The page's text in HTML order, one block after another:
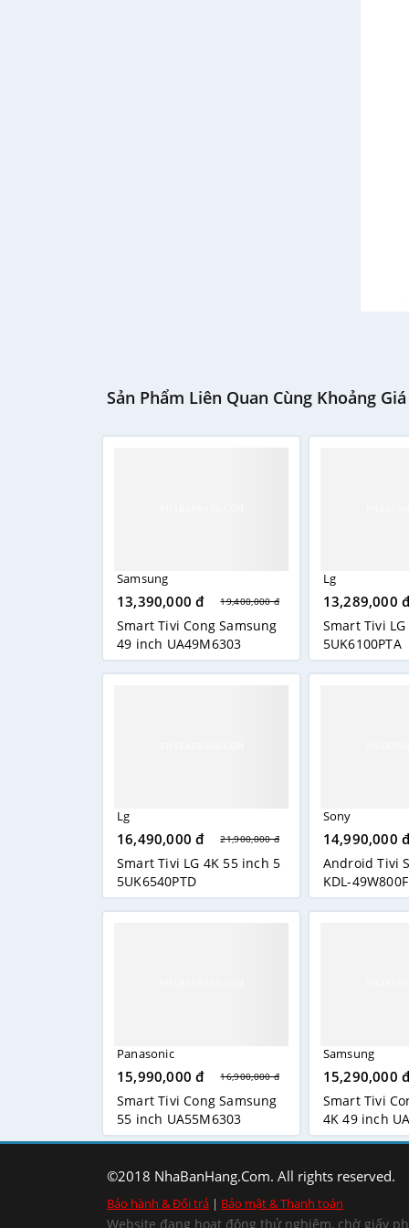
Tivi
Tivi
phản,
Hệ
Kho
Bên
xem
Kết
Sản Phẩm Liên Quan Cùng Khoảng Giá
Samsung
13,390,000 đ 19,400,000 đ
Smart Tivi Cong Samsung
49 inch UA49M6303
Lg
13,289,000
Smart Tivi
5UK6100PTA
Lg
16,490,000 đ 21,900,000 đ
Smart Tivi LG 4K 55 inch 5
5UK6540PTD
Sony
14,990,000
Android Tivi
KDL-49W800F
Panasonic
15,990,000 đ 16,900,000 đ
Smart Tivi Cong Samsung
55 inch UA55M6303
Samsung
15,290,000
Smart Tivi
4K 49 inch
©2018 NhaBanHang.Com. All rights reserved.
Bảo hành & Đổi trả | Bảo mật & Thanh toán
Website đang hoạt động thử nghiệm, chờ giấy